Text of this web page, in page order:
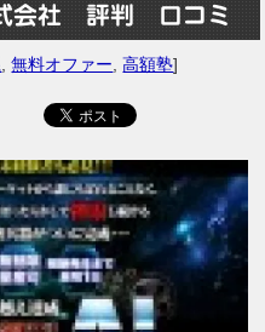
会社 評判 口コミ
,無料オファー ,高額塾]